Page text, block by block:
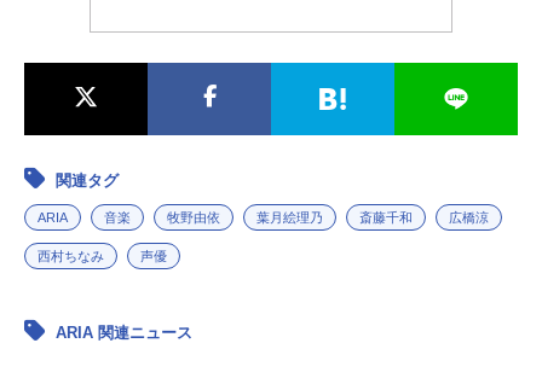
関連タグ
ARIA 音楽 牧野由依 葉月絵理乃 斎藤千和 広橋涼
西村ちなみ 声優
ARIA 関連ニュース